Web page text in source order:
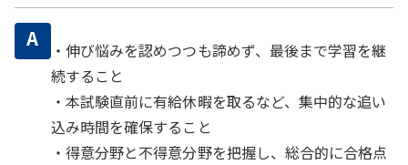
A
・伸び悩みを認めつつも諦めず、最後まで学習を継
続すること
・本試験直前に有給休暇を取るなど、集中的な追い
込み時間を確保すること
・得意分野と不得意分野を把握し、総合的に合格点